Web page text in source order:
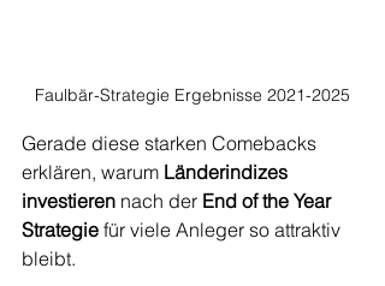
Faulbär-Strategie Ergebnisse 2021-2025
Gerade diese starken Comebacks
erklären, warum Länderindizes
investieren nach der End of the Year
Strategie für viele Anleger so attraktiv
bleibt.